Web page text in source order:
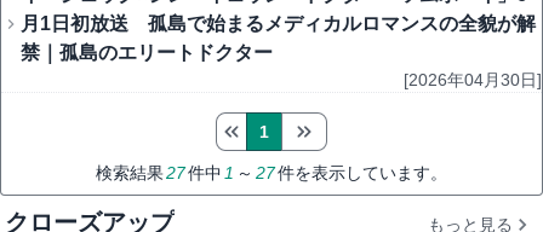
月1日初放送 孤島で始まるメディカルロマンスの全貌が解
禁｜孤島のエリートドクター
[2026年04月30日]
検索結果27件中 1 ～ 27件を表示しています。
1
クローズアップ もっと見る